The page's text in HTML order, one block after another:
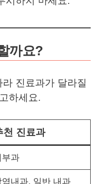
까요?
진료과가 달라질
하세요.
천 진료과
부과
염내과, 일반 내과